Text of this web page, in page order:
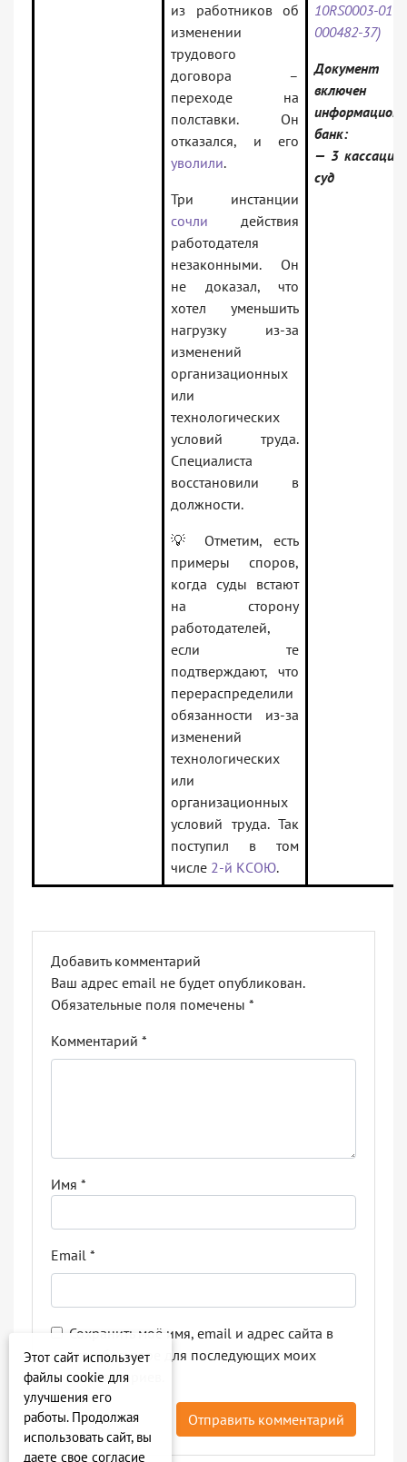
из работников об
изменении
трудового
договора –
переходе на
полставки. Он
отказался, и его
уволили.
Три инстанции
сочли действия
работодателя
незаконными. Он
не доказал, что
хотел уменьшить
нагрузку из-за
изменений
организационных
или
технологических
условий труда.
Специалиста
восстановили в
должности.
💡 Отметим, есть
примеры споров,
когда суды встают
на сторону
работодателей,
если те
подтверждают, что
перераспределили
обязанности из-за
изменений
технологических
или
организационных
условий труда. Так
поступил в том
числе 2-й КСОЮ.
10RS0003-01-
000482-37)
Документ
банк:
— 3
суд
Добавить комментарий
Ваш адрес email не будет опубликован.
Обязательные поля помечены *
Комментарий *
Имя *
Email *
Сохранить моё имя, email и адрес сайта в
этом браузере для последующих моих
комментариев.
Этот сайт использует
файлы cookie для
улучшения его
работы. Продолжая
использовать сайт, вы
даете свое согласие